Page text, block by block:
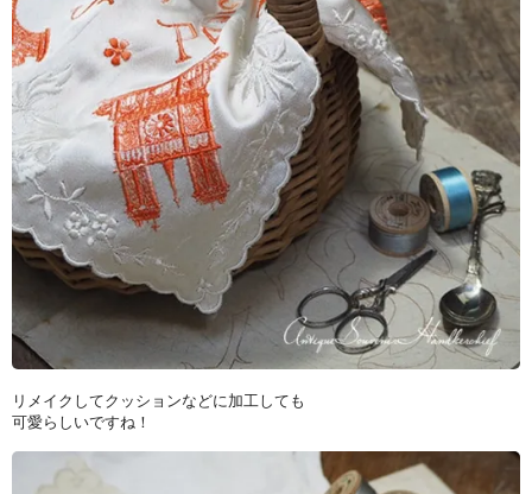
リメイクしてクッションなどに加工しても
可愛らしいですね！